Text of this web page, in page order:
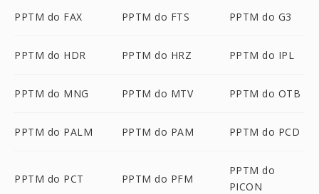
PPTM do FAX PPTM do FTS PPTM do G3
PPTM do HDR PPTM do HRZ PPTM do IPL
PPTM do MNG PPTM do MTV PPTM do OTB
PPTM do PALM PPTM do PAM PPTM do PCD
PPTM do PCT PPTM do PFM
PPTM do
PICON